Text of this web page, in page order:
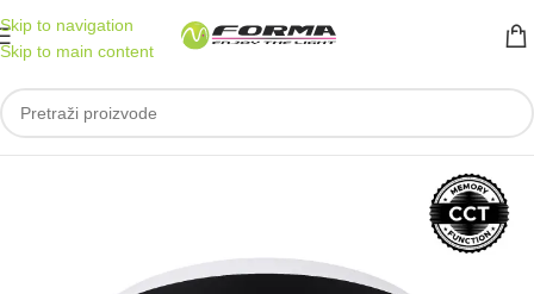
Skip to navigation
Skip to main content